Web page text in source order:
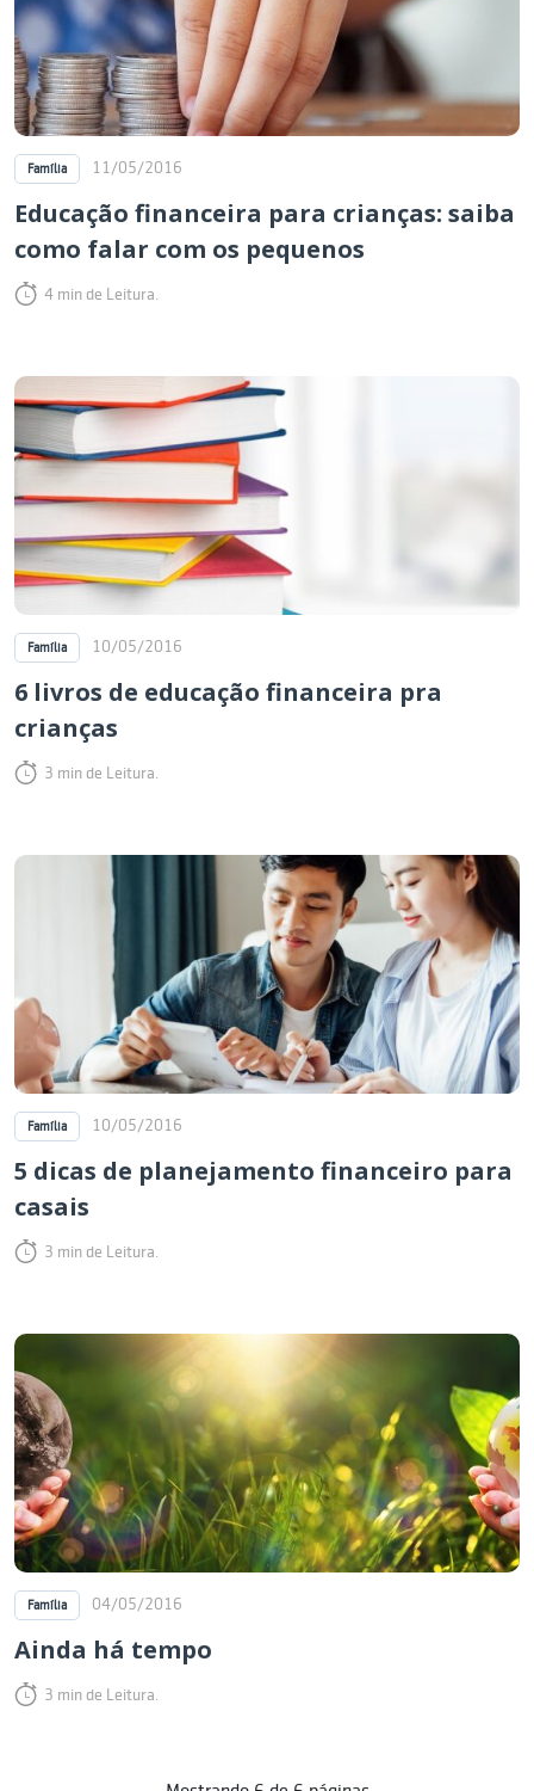
Família 11/05/2016
Educação financeira para crianças: saiba
como falar com os pequenos
4 min de Leitura.
Família 10/05/2016
6 livros de educação financeira pra
crianças
3 min de Leitura.
Família 10/05/2016
5 dicas de planejamento financeiro para
casais
3 min de Leitura.
Família 04/05/2016
Ainda há tempo
3 min de Leitura.